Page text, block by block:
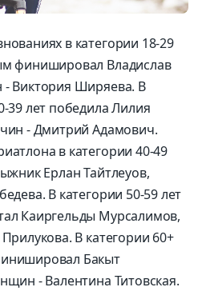
в категории 18-29
финишировал Владислав
Виктория Ширяева. В
39 лет победила Лилия
- Дмитрий Адамович.
в категории 40-49
Ерлан Тайтлеуов,
В категории 50-59 лет
Каиргельды Мурсалимов,
В категории 60+
Бакыт
- Валентина Титовская.